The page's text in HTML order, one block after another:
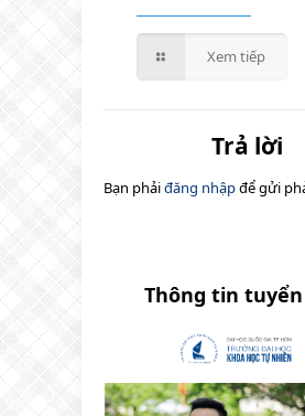
Xem tiếp
Trả lời
Bạn phảiđăng nhậpđể gửi
Thông tin